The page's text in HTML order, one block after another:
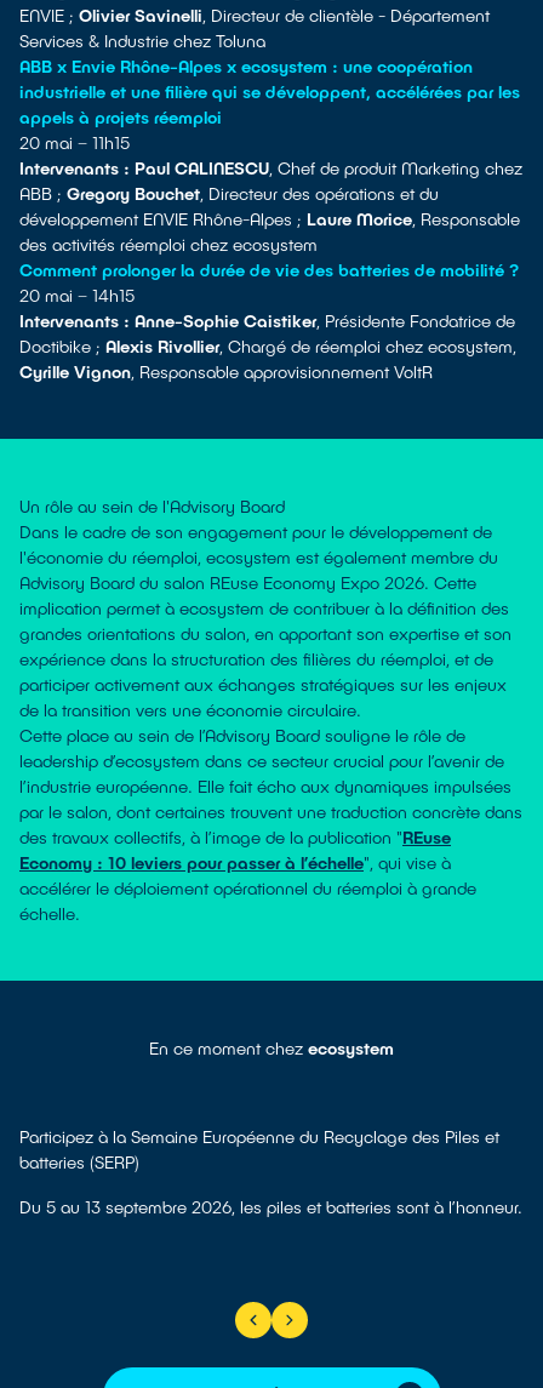
ENVIE ; Olivier Savinelli, Directeur de clientèle - Département
Services & Industrie chez Toluna
ABB x Envie Rhône-Alpes x ecosystem : une coopération
industrielle et une filière qui se développent, accélérées par les
appels à projets réemploi
20 mai – 11h15
Intervenants : Paul CALINESCU, Chef de produit Marketing chez
ABB ; Gregory Bouchet, Directeur des opérations et du
développement ENVIE Rhône-Alpes ; Laure Morice, Responsable
des activités réemploi chez ecosystem
Comment prolonger la durée de vie des batteries de mobilité ?
20 mai – 14h15
Intervenants : Anne-Sophie Caistiker, Présidente Fondatrice de
Doctibike ; Alexis Rivollier, Chargé de réemploi chez ecosystem,
Cyrille Vignon, Responsable approvisionnement VoltR
Un rôle au sein de l'Advisory Board
Dans le cadre de son engagement pour le développement de
l'économie du réemploi, ecosystem est également membre du
Advisory Board du salon REuse Economy Expo 2026. Cette
implication permet à ecosystem de contribuer à la définition des
grandes orientations du salon, en apportant son expertise et son
expérience dans la structuration des filières du réemploi, et de
participer activement aux échanges stratégiques sur les enjeux
de la transition vers une économie circulaire.
Cette place au sein de l’Advisory Board souligne le rôle de
leadership d’ecosystem dans ce secteur crucial pour l’avenir de
l’industrie européenne. Elle fait écho aux dynamiques impulsées
par le salon, dont certaines trouvent une traduction concrète dans
des travaux collectifs, à l’image de la publication "REuse
Economy : 10 leviers pour passer à l’échelle", qui vise à
accélérer le déploiement opérationnel du réemploi à grande
échelle.
En ce moment chez ecosystem
Participez à la Semaine Européenne du Recyclage des Piles et
batteries (SERP)
Du 5 au 13 septembre 2026, les piles et batteries sont à l’honneur.